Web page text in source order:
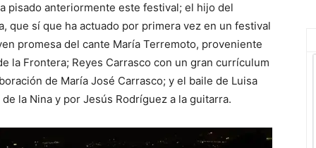
pisado anteriormente este festival; el hijo del
que sí que ha actuado por primera vez en un festival
promesa del cante María Terremoto, proveniente
la Frontera; Reyes Carrasco con un gran currículum
de María José Carrasco; y el baile de Luisa
la Nina y por Jesús Rodríguez a la guitarra.